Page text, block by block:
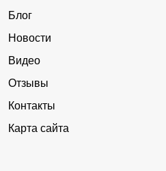
Блог
Новости
Видео
Отзывы
Контакты
Карта сайта